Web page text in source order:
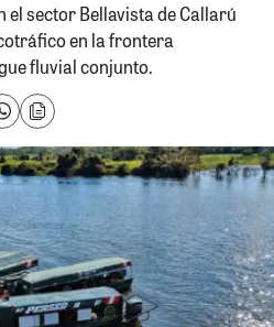
el sector Bellavista de Callarú
en la frontera
fluvial conjunto.